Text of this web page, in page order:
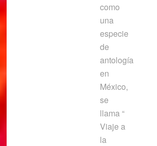
como
una
especie
de
antología
en
México,
se
llama “
Viaje a
la